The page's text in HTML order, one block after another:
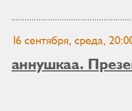
16 сентября, среда,
аннушкаа.